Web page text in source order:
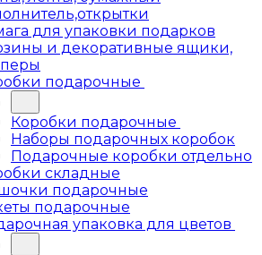
для упаковки подарков
и декоративные ящики,
подарочные
Коробки подарочные
Наборы подарочных коробок
Подарочные коробки отдельно
складные
подарочные
подарочные
упаковка для цветов